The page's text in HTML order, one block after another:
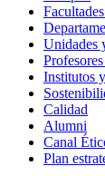
Unidades
Institutos
Calidad
Alumni
Canal
Plan